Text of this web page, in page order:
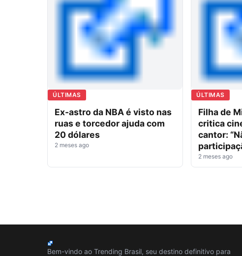
ÚLTIMAS
Ex-astro da NBA é visto nas
ruas e torcedor ajuda com
20 dólares
2 meses ago
ÚLTIMAS
Filha de
critica
cantor:
2 meses ago
Bem-vindo ao Trending Brasil, seu destino definitivo para